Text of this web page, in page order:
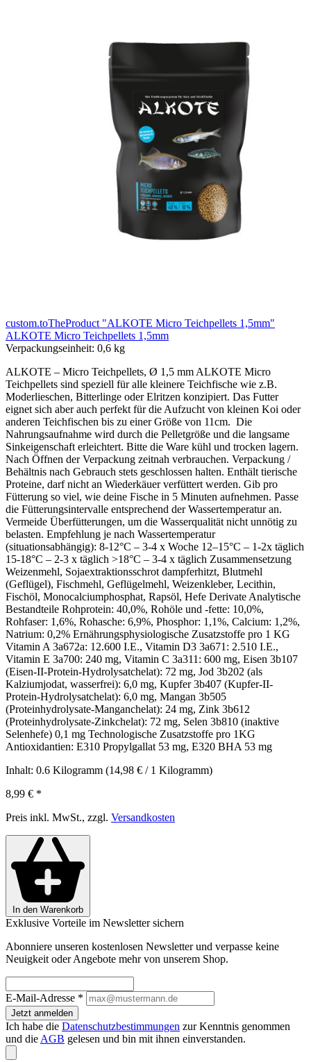
custom.toTheProduct "ALKOTE Micro Teichpellets 1,5mm"
ALKOTE Micro Teichpellets 1,5mm
Verpackungseinheit: 0,6 kg
ALKOTE – Micro Teichpellets, Ø 1,5 mm ALKOTE Micro
Teichpellets sind speziell für alle kleinere Teichfische wie z.B.
Moderlieschen, Bitterlinge oder Elritzen konzipiert. Das Futter
eignet sich aber auch perfekt für die Aufzucht von kleinen Koi oder
anderen Teichfischen bis zu einer Größe von 11cm. Die
Nahrungsaufnahme wird durch die Pelletgröße und die langsame
Sinkeigenschaft erleichtert. Bitte die Ware kühl und trocken lagern.
Nach Öffnen der Verpackung zeitnah verbrauchen. Verpackung /
Behältnis nach Gebrauch stets geschlossen halten. Enthält tierische
Proteine, darf nicht an Wiederkäuer verfüttert werden. Gib pro
Fütterung so viel, wie deine Fische in 5 Minuten aufnehmen. Passe
die Fütterungsintervalle entsprechend der Wassertemperatur an.
Vermeide Überfütterungen, um die Wasserqualität nicht unnötig zu
belasten. Empfehlung je nach Wassertemperatur
(situationsabhängig): 8-12°C – 3-4 x Woche 12–15°C – 1-2x täglich
15-18°C – 2-3 x täglich >18°C – 3-4 x täglich Zusammensetzung
Weizenmehl, Sojaextraktionsschrot dampferhitzt, Blutmehl
(Geflügel), Fischmehl, Geflügelmehl, Weizenkleber, Lecithin,
Fischöl, Monocalciumphosphat, Rapsöl, Hefe Derivate Analytische
Bestandteile Rohprotein: 40,0%, Rohöle und -fette: 10,0%,
Rohfaser: 1,6%, Rohasche: 6,9%, Phosphor: 1,1%, Calcium: 1,2%,
Natrium: 0,2% Ernährungsphysiologische Zusatzstoffe pro 1 KG
Vitamin A 3a672a: 12.600 I.E., Vitamin D3 3a671: 2.510 I.E.,
Vitamin E 3a700: 240 mg, Vitamin C 3a311: 600 mg, Eisen 3b107
(Eisen-II-Protein-Hydrolysatchelat): 72 mg, Jod 3b202 (als
Kalziumjodat, wasserfrei): 6,0 mg, Kupfer 3b407 (Kupfer-II-
Protein-Hydrolysatchelat): 6,0 mg, Mangan 3b505
(Proteinhydrolysate-Manganchelat): 24 mg, Zink 3b612
(Proteinhydrolysate-Zinkchelat): 72 mg, Selen 3b810 (inaktive
Selenhefe) 0,1 mg Technologische Zusatzstoffe pro 1KG
Antioxidantien: E310 Propylgallat 53 mg, E320 BHA 53 mg
Inhalt: 0.6 Kilogramm (14,98 € / 1 Kilogramm)
8,99 € *
Preis inkl. MwSt., zzgl. Versandkosten
In den Warenkorb
Exklusive Vorteile im Newsletter sichern
Abonniere unseren kostenlosen Newsletter und verpasse keine
Neuigkeit oder Angebote mehr von unserem Shop.
E-Mail-Adresse *
Jetzt anmelden
Ich habe die Datenschutzbestimmungen zur Kenntnis genommen
und die AGB gelesen und bin mit ihnen einverstanden.